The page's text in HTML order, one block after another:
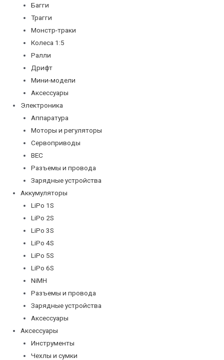
Багги
Трагги
Монстр-траки
Колеса 1:5
Ралли
Дрифт
Мини-модели
Аксессуары
Электроника
Аппаратура
Моторы и регуляторы
Сервоприводы
BEC
Разъемы и провода
Зарядные устройства
Аккумуляторы
LiPo 1S
LiPo 2S
LiPo 3S
LiPo 4S
LiPo 5S
LiPo 6S
NiMH
Разъемы и провода
Зарядные устройства
Аксессуары
Аксессуары
Инструменты
Чехлы и сумки